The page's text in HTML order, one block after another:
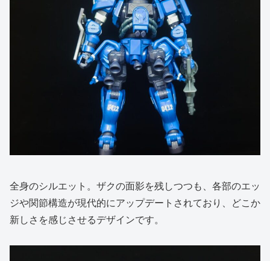
全身のシルエット。ザクの面影を残しつつも、各部のエッ
ジや関節構造が現代的にアップデートされており、どこか
新しさを感じさせるデザインです。